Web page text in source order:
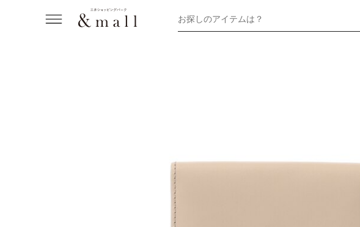
お探しのアイテムは？